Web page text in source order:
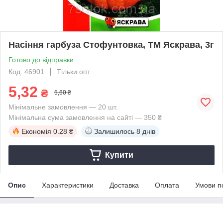
Насіння гарбуза Стофунтовка, ТМ Яскрава, 3г
Готово до відправки
Код: 46901
Тільки опт
5,32 ₴ 5,60 ₴
Мінімальне замовлення — 20 шт.
Мінімальна сума замовлення на сайті — 350 ₴
Економія 0.28 ₴ Залишилось 8 днів
Купити
Опис Характеристики Доставка Оплата Умови